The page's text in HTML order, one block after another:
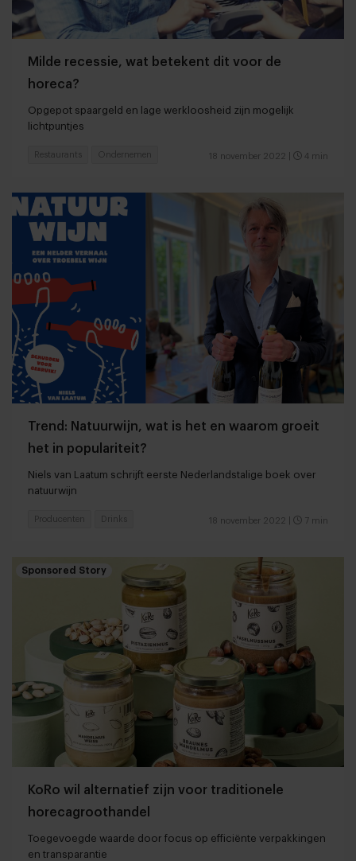
Milde recessie, wat betekent dit voor de
horeca?
Opgepot spaargeld en lage werkloosheid zijn mogelijk
lichtpuntjes
18 november 2022 4 min
Restaurants Ondernemen
Trend: Natuurwijn, wat is het en waarom groeit
het in populariteit?
Niels van Laatum schrijft eerste Nederlandstalige boek over
natuurwijn
18 november 2022 7 min
Producenten Drinks
Sponsored Story
KoRo wil alternatief zijn voor traditionele
horecagroothandel
Toegevoegde waarde door focus op efficiënte verpakkingen
en transparantie